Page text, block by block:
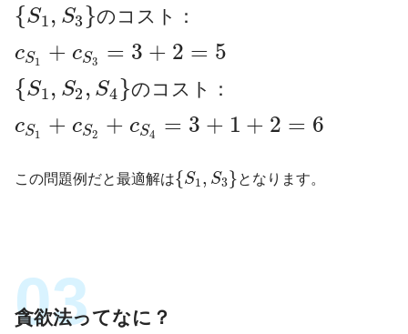
{S1, S3}のコスト：
cS1 + cS3 = 3 + 2 = 5
{S1, S2 , S4}のコスト：
cS1 + cS2 + cS4 = 3 + 1 + 2 = 6
この問題例だと最適解は{S1, S3}となります。
貪欲法ってなに？